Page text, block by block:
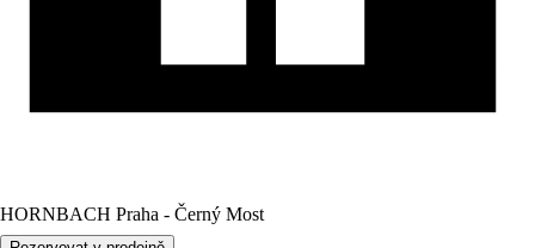
HORNBACH Praha - Černý Most